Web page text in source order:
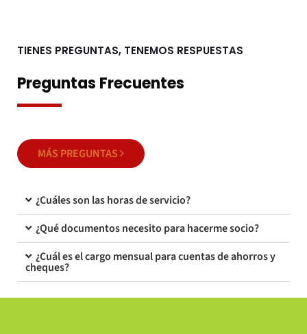
TIENES PREGUNTAS, TENEMOS RESPUESTAS
Preguntas Frecuentes
MÁS PREGUNTAS
¿Cuáles son las horas de servicio?
¿Qué documentos necesito para hacerme socio?
¿Cuál es el cargo mensual para cuentas de ahorros y
cheques?